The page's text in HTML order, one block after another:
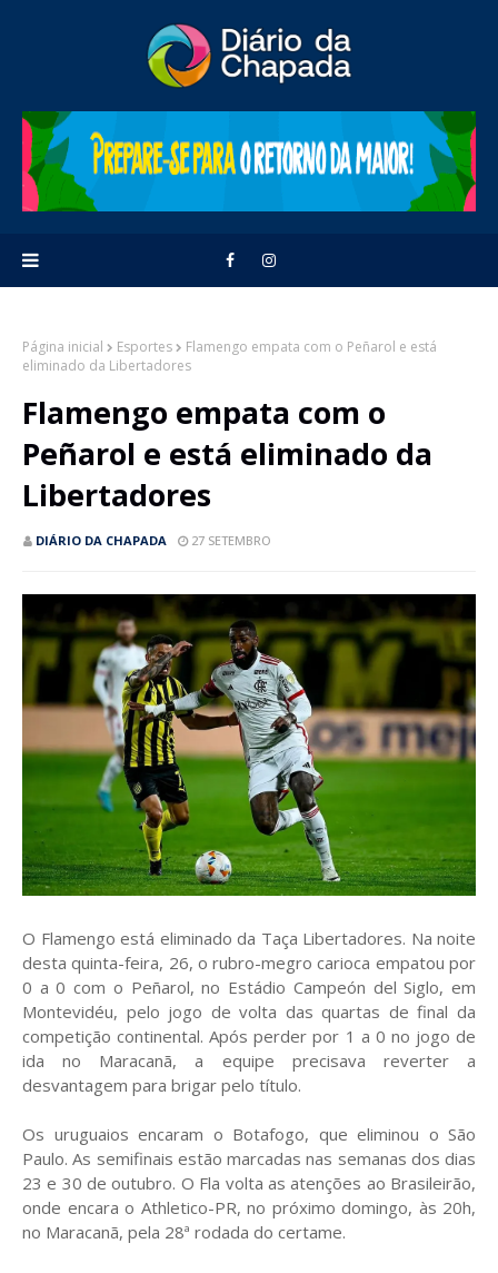
Página inicial Esportes
Flamengo empata com o Peñarol e está
eliminado da Libertadores
Flamengo empata com o
Peñarol e está eliminado da
Libertadores
DIÁRIO DA CHAPADA 27 SETEMBRO
O Flamengo está eliminado da Taça Libertadores. Na noite
desta quinta-feira, 26, o rubro-megro carioca empatou por
0 a 0 com o Peñarol, no Estádio Campeón del Siglo, em
Montevidéu, pelo jogo de volta das quartas de final da
competição continental. Após perder por 1 a 0 no jogo de
ida no Maracanã, a equipe precisava reverter a
desvantagem para brigar pelo título.
Os uruguaios encaram o Botafogo, que eliminou o São
Paulo. As semifinais estão marcadas nas semanas dos dias
23 e 30 de outubro. O Fla volta as atenções ao Brasileirão,
onde encara o Athletico-PR, no próximo domingo, às 20h,
no Maracanã, pela 28ª rodada do certame.